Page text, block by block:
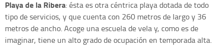
Playa de la Ribera: ésta es otra céntrica playa dotada de todo
tipo de servicios, y que cuenta con 260 metros de largo y 36
metros de ancho. Acoge una escuela de vela y, como es de
imaginar, tiene un alto grado de ocupación en temporada alta.